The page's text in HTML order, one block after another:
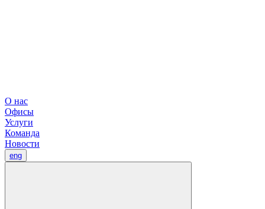
О нас
Офисы
Услуги
Команда
Новости
eng